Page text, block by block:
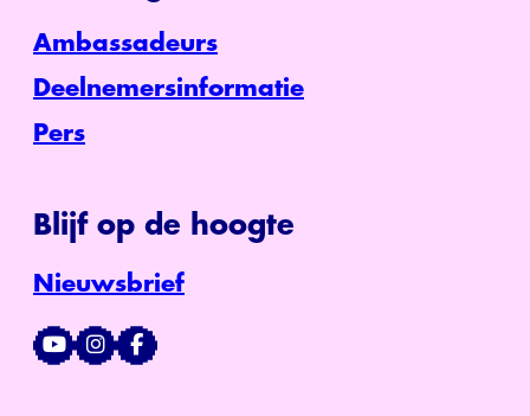
Ambassadeurs
Deelnemersinformatie
Pers
Blijf op de hoogte
Nieuwsbrief